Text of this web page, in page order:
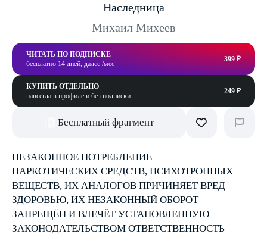
Наследница
Михаил Михеев
ЧИТАТЬ ПО ПОДПИСКЕ
бесплатно 14 дней, далее /мес
399 ₽
КУПИТЬ ОТДЕЛЬНО
навсегда в профиле и без подписки
249 ₽
Бесплатный фрагмент
НЕЗАКОННОЕ ПОТРЕБЛЕНИЕ
НАРКОТИЧЕСКИХ СРЕДСТВ, ПСИХОТРОПНЫХ
ВЕЩЕСТВ, ИХ АНАЛОГОВ ПРИЧИНЯЕТ ВРЕД
ЗДОРОВЬЮ, ИХ НЕЗАКОННЫЙ ОБОРОТ
ЗАПРЕЩЁН И ВЛЕЧЁТ УСТАНОВЛЕННУЮ
ЗАКОНОДАТЕЛЬСТВОМ ОТВЕТСТВЕННОСТЬ